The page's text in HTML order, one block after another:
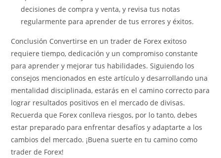
decisiones de compra y venta, y revisa tus notas
regularmente para aprender de tus errores y éxitos.
Conclusión Convertirse en un trader de Forex exitoso
requiere tiempo, dedicación y un compromiso constante
para aprender y mejorar tus habilidades. Siguiendo los
consejos mencionados en este artículo y desarrollando una
mentalidad disciplinada, estarás en el camino correcto para
lograr resultados positivos en el mercado de divisas.
Recuerda que Forex conlleva riesgos, por lo tanto, debes
estar preparado para enfrentar desafíos y adaptarte a los
cambios del mercado. ¡Buena suerte en tu camino como
trader de Forex!